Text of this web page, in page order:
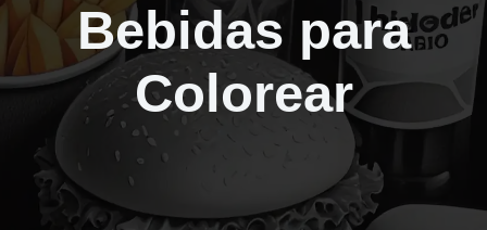
Bebidas para
Colorear